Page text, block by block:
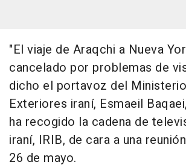
"El viaje de Araqchi a Nueva
cancelado por problemas de
dicho el portavoz del
Exteriores iraní, Esmaeil
ha recogido la cadena de
iraní, IRIB, de cara a una
26 de mayo.